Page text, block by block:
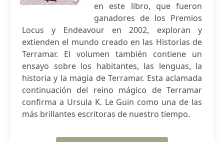
en este libro, que fueron
ganadores de los Premios
Locus y Endeavour en 2002, exploran y
extienden el mundo creado en las Historias de
Terramar. El volumen también contiene un
ensayo sobre los habitantes, las lenguas, la
historia y la magia de Terramar. Esta aclamada
continuación del reino mágico de Terramar
confirma a Ursula K. Le Guin como una de las
más brillantes escritoras de nuestro tiempo.